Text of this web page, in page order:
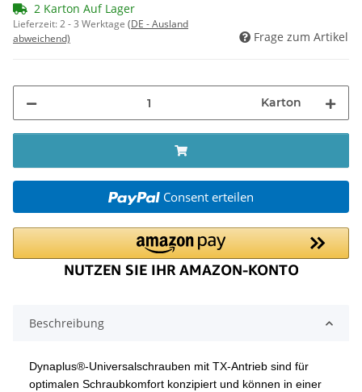
2 Karton Auf Lager
Lieferzeit:2 - 3 Werktage (DE - Ausland
abweichend)
Frage zum Artikel
Karton
Consent erteilen
Beschreibung
Dynaplus®-Universalschrauben mit TX-Antrieb sind für
optimalen Schraubkomfort konzipiert und können in einer